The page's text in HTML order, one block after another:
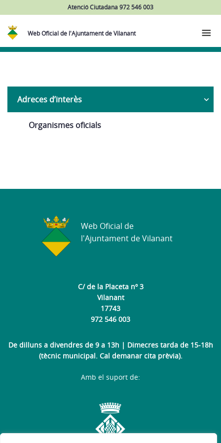
Atenció Ciutadana 972 546 003
Web Oficial de l'Ajuntament de Vilanant
Navega
Adreces d’interès
Organismes oficials
C/ de la Placeta nº 3
Vilanant
17743
972 546 003
De dilluns a divendres de 9 a 13h | Dimecres tarda de 15-18h
(tècnic municipal. Cal demanar cita prèvia).
Web Oficial de
l'Ajuntament de Vilanant
Amb el suport de: